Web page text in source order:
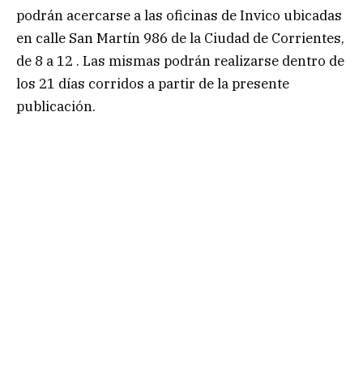
podrán acercarse a las oficinas de Invico ubicadas
en calle San Martín 986 de la Ciudad de Corrientes,
de 8 a 12 . Las mismas podrán realizarse dentro de
los 21 días corridos a partir de la presente
publicación.